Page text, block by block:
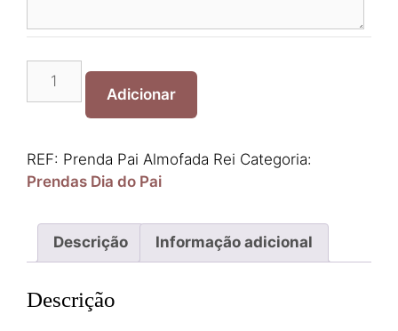
Quantidade
Almofada
Rei
Adicionar
REF: Prenda Pai Almofada Rei Categoria:
Prendas Dia do Pai
Descrição Informação adicional
Descrição